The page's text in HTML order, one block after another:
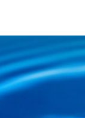
y afectaciones